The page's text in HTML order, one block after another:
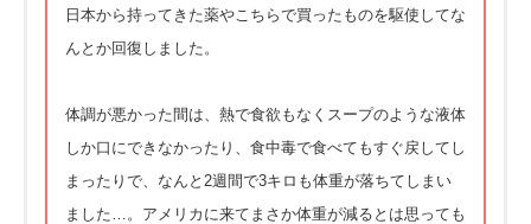
日本から持ってきた薬やこちらで買ったものを駆使してな
んとか回復しました。
体調が悪かった間は、熱で食欲もなくスープのような液体
しか口にできなかったり、食中毒で食べてもすぐ戻してし
まったりで、なんと2週間で3キロも体重が落ちてしまい
ました…。アメリカに来てまさか体重が減るとは思っても